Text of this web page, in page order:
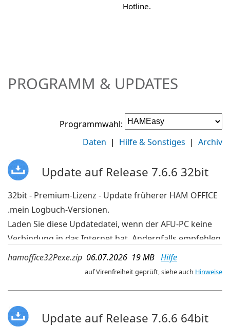
Hotline.
PROGRAMM & UPDATES
Programmwahl:
Daten | Hilfe & Sonstiges | Archiv
Update auf Release 7.6.6 32bit
32bit - Premium-Lizenz - Update früherer HAM OFFICE
.mein Logbuch-Versionen.
Laden Sie diese Updatedatei, wenn der AFU-PC keine
Verbindung in das Internet hat. Andernfalls empfehlen
wir die aktuelleren Updates der OnlineUpdate-
Verwaltung im Programm.
hamoffice32Pexe.zip 06.07.2026 19 MB Hilfe
auf Virenfreiheit geprüft, siehe auch Hinweise
Update auf Release 7.6.6 64bit